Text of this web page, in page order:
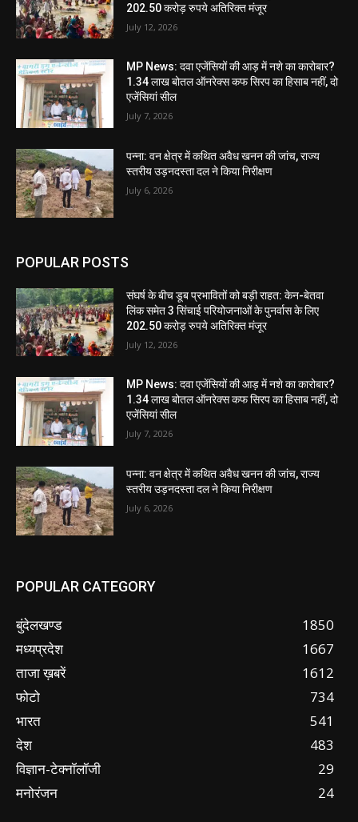
202.50 करोड़ रुपये अतिरिक्त मंजूर
July 12, 2026
MP News: दवा एजेंसियों की आड़ में नशे का कारोबार?
1.34 लाख बोतल ऑनरेक्स कफ सिरप का हिसाब नहीं, दो
एजेंसियां सील
July 7, 2026
पन्ना: वन क्षेत्र में कथित अवैध खनन की जांच, राज्य
स्तरीय उड़नदस्ता दल ने किया निरीक्षण
July 6, 2026
POPULAR POSTS
संघर्ष के बीच डूब प्रभावितों को बड़ी राहत: केन-बेतवा
लिंक समेत 3 सिंचाई परियोजनाओं के पुनर्वास के लिए
202.50 करोड़ रुपये अतिरिक्त मंजूर
July 12, 2026
MP News: दवा एजेंसियों की आड़ में नशे का कारोबार?
1.34 लाख बोतल ऑनरेक्स कफ सिरप का हिसाब नहीं, दो
एजेंसियां सील
July 7, 2026
पन्ना: वन क्षेत्र में कथित अवैध खनन की जांच, राज्य
स्तरीय उड़नदस्ता दल ने किया निरीक्षण
July 6, 2026
POPULAR CATEGORY
बुंदेलखण्ड
1850
मध्यप्रदेश
1667
ताजा ख़बरें
1612
फोटो
734
भारत
541
देश
483
विज्ञान-टेक्नॉलॉजी
29
मनोरंजन
24